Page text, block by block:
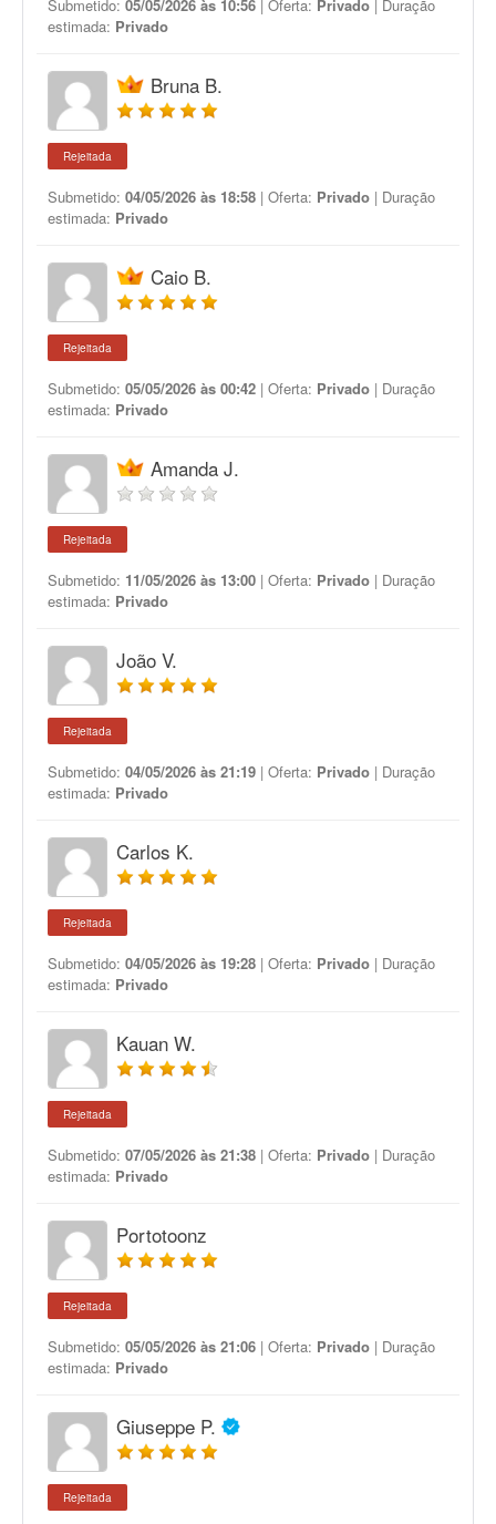
Submetido: 05/05/2026 às 10:56 | Oferta: Privado | Duração
estimada: Privado
Bruna B.
Rejeitada
Submetido: 04/05/2026 às 18:58 | Oferta: Privado | Duração
estimada: Privado
Caio B.
Rejeitada
Submetido: 05/05/2026 às 00:42 | Oferta: Privado | Duração
estimada: Privado
Amanda J.
Rejeitada
Submetido: 11/05/2026 às 13:00 | Oferta: Privado | Duração
estimada: Privado
João V.
Rejeitada
Submetido: 04/05/2026 às 21:19 | Oferta: Privado | Duração
estimada: Privado
Carlos K.
Rejeitada
Submetido: 04/05/2026 às 19:28 | Oferta: Privado | Duração
estimada: Privado
Kauan W.
Rejeitada
Submetido: 07/05/2026 às 21:38 | Oferta: Privado | Duração
estimada: Privado
Portotoonz
Rejeitada
Submetido: 05/05/2026 às 21:06 | Oferta: Privado | Duração
estimada: Privado
Giuseppe P.
Rejeitada